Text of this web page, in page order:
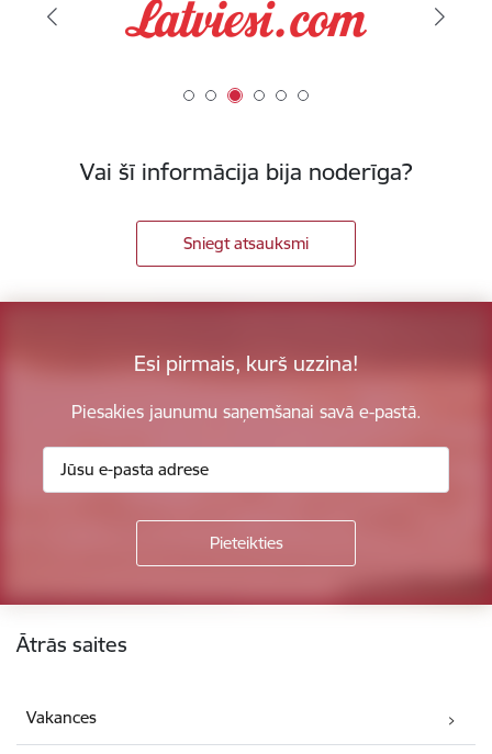
Vai šī informācija bija noderīga?
Sniegt atsauksmi
Esi pirmais, kurš uzzina!
Piesakies jaunumu saņemšanai savā e-pastā.
Ātrās saites
Vakances